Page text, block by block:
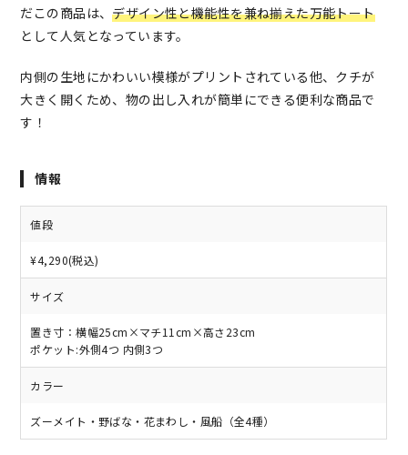
だこの商品は、デザイン性と機能性を兼ね揃えた万能トート
として人気となっています。
内側の生地にかわいい模様がプリントされている他、クチが
大きく開くため、物の出し入れが簡単にできる便利な商品で
す！
情報
値段
¥4,290(税込)
サイズ
置き寸：横幅25cm×マチ11cm×高さ23cm
ポケット:外側4つ 内側3つ
カラー
ズーメイト・野ばな・花まわし・風船（全4種）